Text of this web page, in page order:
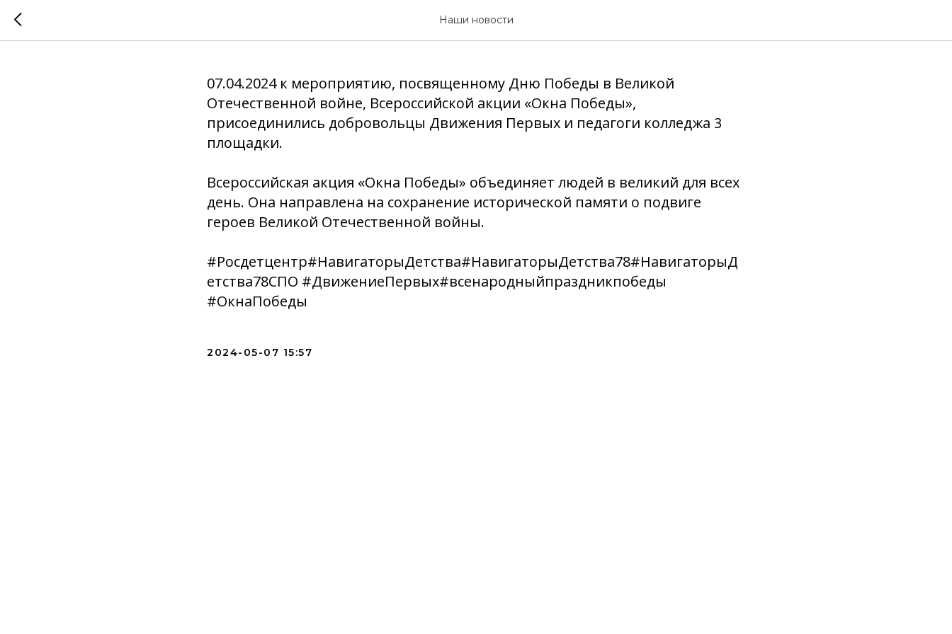
Наши новости
Всероссийская акция «Окна Победы»
07.04.2024 к мероприятию, посвященному Дню Победы в Великой
Отечественной войне, Всероссийской акции «Окна Победы»,
присоединились добровольцы Движения Первых и педагоги колледжа 3
площадки.
Всероссийская акция «Окна Победы» объединяет людей в великий для всех
день. Она направлена на сохранение исторической памяти о подвиге
героев Великой Отечественной войны.
#Росдетцентр#НавигаторыДетства#НавигаторыДетства78#НавигаторыД
етства78СПО #ДвижениеПервых#всенародныйпраздникпобеды
#ОкнаПобеды
2024-05-07 15:57